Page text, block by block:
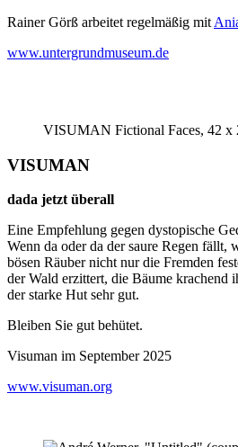
Rainer Görß arbeitet regelmäßig mit
www.untergrundmuseum.de
VISUMAN Fictional Faces, 42 x
VISUMAN
dada jetzt überall
Eine Empfehlung gegen dystopische
Wenn da oder da der saure Regen fällt,
bösen Räuber nicht nur die Fremden
der Wald erzittert, die Bäume
der starke Hut sehr gut.
Bleiben Sie gut behütet.
Visuman im September 2025
www.visuman.org